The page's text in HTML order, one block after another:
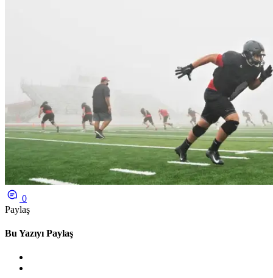
0
Paylaş
Bu Yazıyı Paylaş